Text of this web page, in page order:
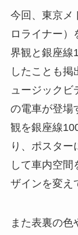
今回、東京メ
ロライナー）
界観と銀座線
したことも掲
ュージック
の電車が登場
観を銀座線
り、ポスター
して車内空
ザインを変え
また表裏の色